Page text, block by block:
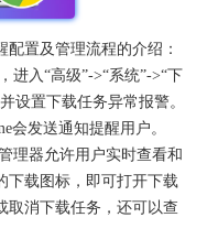
置及管理流程的介绍：
进入“高级”->“系统”->“下
设置下载任务异常报警。
会发送通知提醒用户。
理器允许用户实时查看和
下载图标，即可打开下载
取消下载任务，还可以查